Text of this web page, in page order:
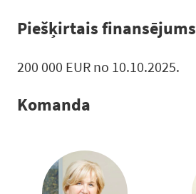
Piešķirtais finansējums
200 000 EUR no 10.10.2025.
Komanda